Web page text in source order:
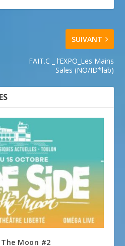
SUIVANT
FAIT.C _ l’EXPO_Les Mains
Sales (NO/ID*lab)
Moon #2